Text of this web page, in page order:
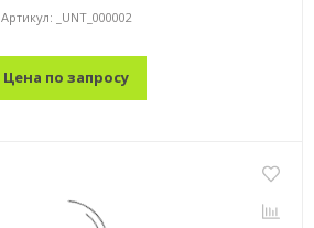
Артикул: _UNT_000002
Цена по запросу